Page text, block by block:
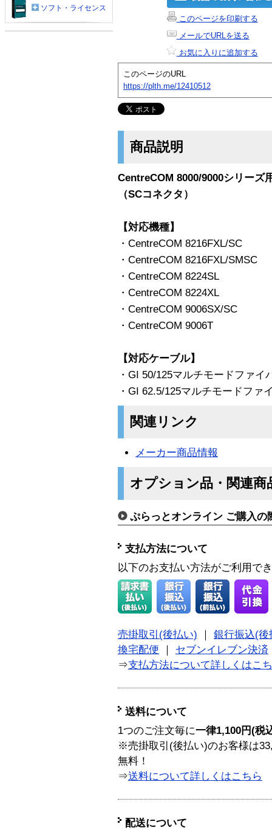
このページを印刷する
メールでURLを送る
お気に入りに追加する
このページのURL
https://plth.me/12410512
商品説明
CentreCOM 8000/9000シリーズ
（SCコネクタ）
【対応機種】
・CentreCOM 8216FXL/SC
・CentreCOM 8216FXL/SMSC
・CentreCOM 8224SL
・CentreCOM 8224XL
・CentreCOM 9006SX/SC
・CentreCOM 9006T
【対応ケーブル】
・GI 50/125マルチモードファイ
・GI 62.5/125マルチモードファ
関連リンク
メーカー商品情報
オプション品・関連商
ぷらっとオンライン ご購入の
支払方法について
以下のお支払い方法がご利用で
売掛取引(後払い)
銀行振込(後
換宅配便
セブンイレブン決済
⇒支払方法について詳しくはこ
送料について
1つのご注文毎に一律1,100円(税
※売掛取引(後払い)のお客様は
無料！
⇒送料について詳しくはこちら
配送について
ソフト・ライセンス